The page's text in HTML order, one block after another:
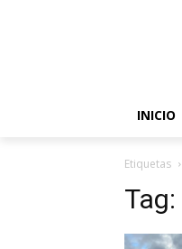
INICIO
Etiquetas
Tag: